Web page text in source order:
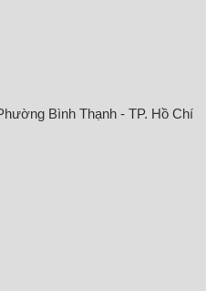
Bình Thạnh - TP. Hồ Chí